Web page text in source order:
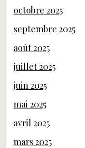
octobre 2025
septembre 2025
août 2025
juillet 2025
juin 2025
mai 2025
avril 2025
mars 2025